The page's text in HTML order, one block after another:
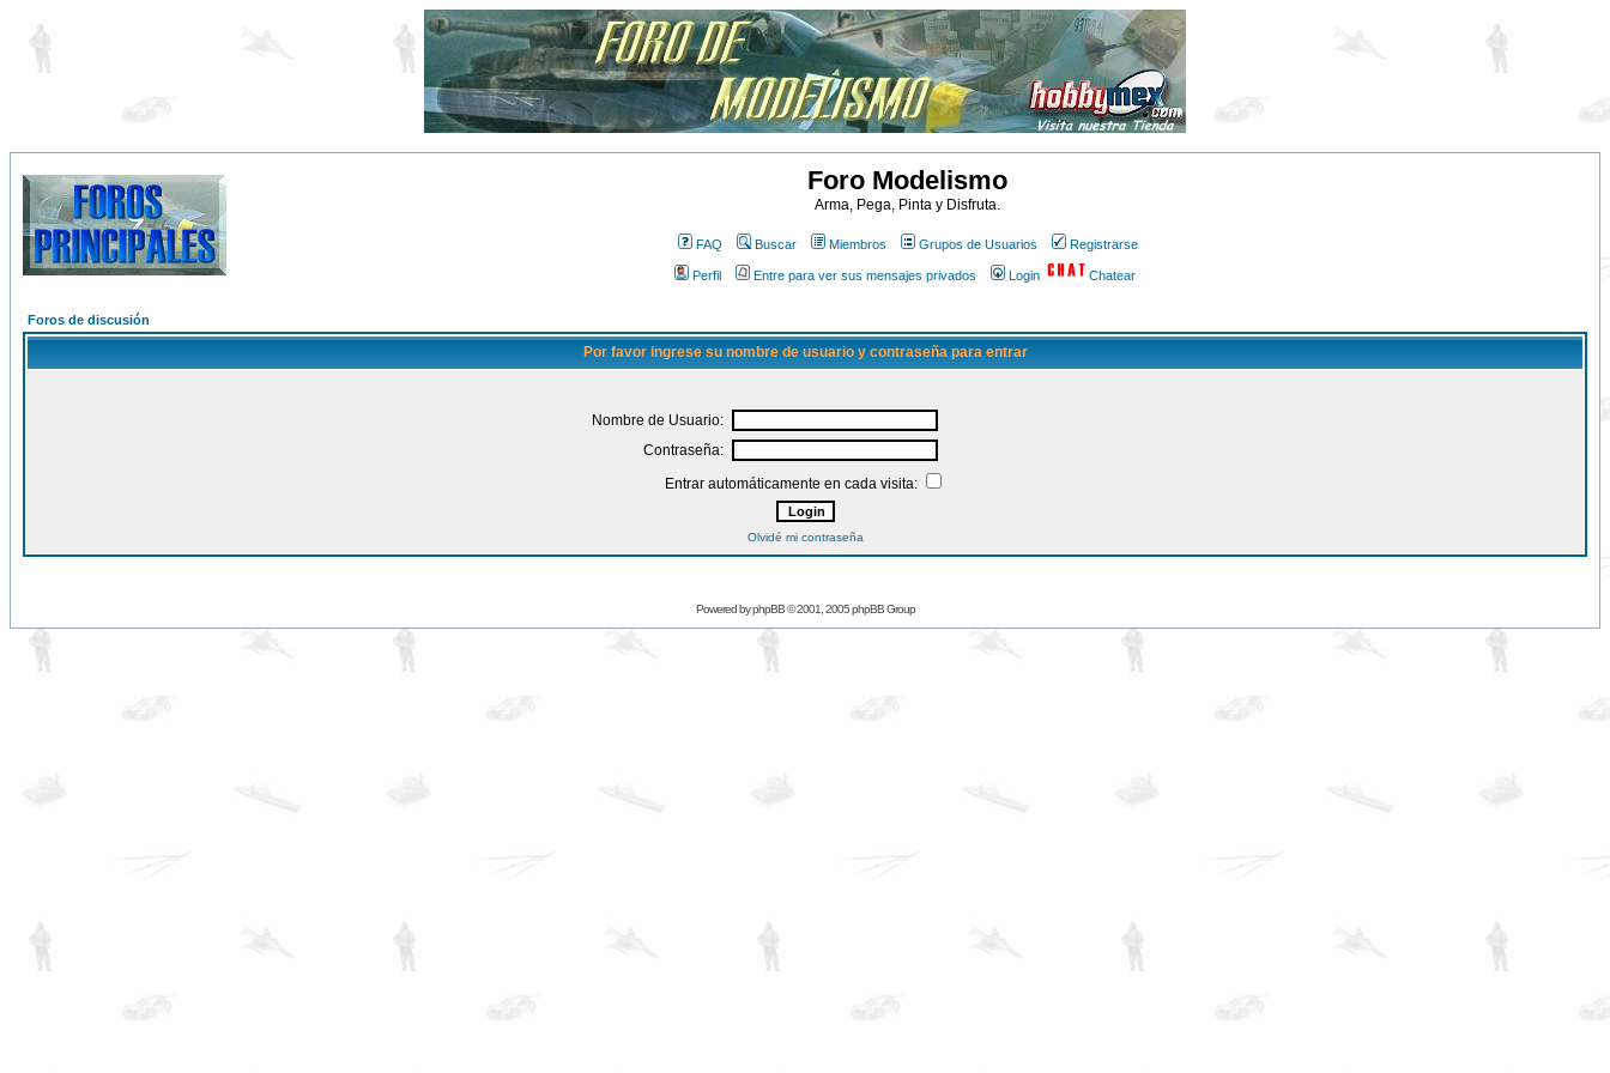
Foro Modelismo
Arma, Pega, Pinta y Disfruta.
FAQ Buscar Miembros Grupos de Usuarios Registrarse
Perfil Entre para ver sus mensajes privados Login Chatear
Foros de discusión
Por favor ingrese su nombre de usuario y contraseña para entrar
Nombre de Usuario:
Contraseña:
Entrar automáticamente en cada visita:
Olvidé mi contraseña
Powered byphpBB© 2001, 2005 phpBB Group